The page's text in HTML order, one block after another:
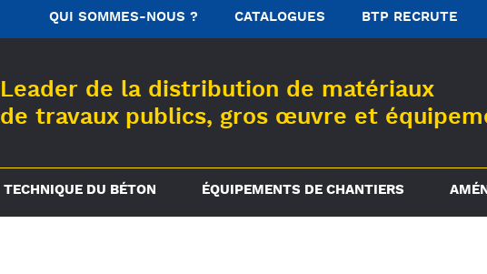
QUI SOMMES-NOUS ? CATALOGUES BTP RECRUTE
Leader de la distribution de matériaux
de travaux publics, gros œuvre et
TECHNIQUE DU BÉTON ÉQUIPEMENTS DE CHANTIERS